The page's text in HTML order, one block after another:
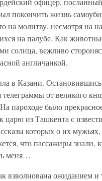
покончить жизнь
на молитву, несмотря
на палубе. Как
солнца, вежливо
англичанкой.
в Казани.
телеграммы от великого
пароходе было
царю из Ташкента с
которых о их
что пассажиры знали,
меня…
ожиданием и